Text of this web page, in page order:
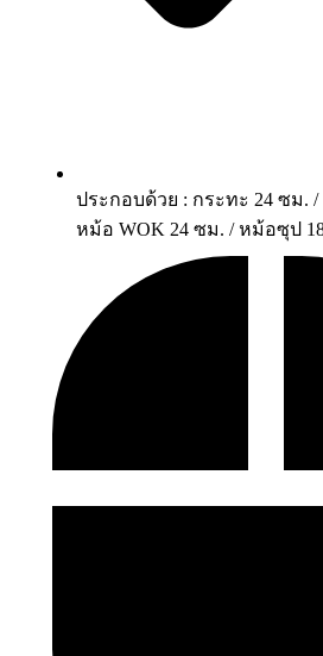
ประกอบด้วย : กระทะ 24 ซม.
หม้อ WOK 24 ซม. / หม้อซุป